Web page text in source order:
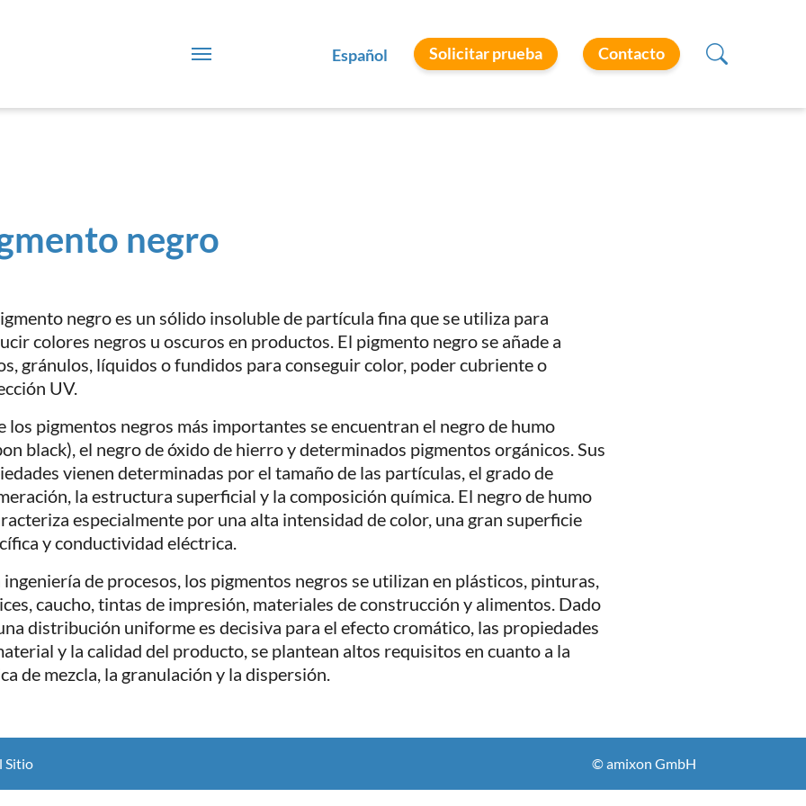
Español Solicitar prueba Contacto
negro
negro es un sólido insoluble de partícula fina que se utiliza para
colores negros u oscuros en productos. El pigmento negro se añade a
gránulos, líquidos o fundidos para conseguir color, poder cubriente o
UV.
los pigmentos negros más importantes se encuentran el negro de humo
black), el negro de óxido de hierro y determinados pigmentos orgánicos. Sus
vienen determinadas por el tamaño de las partículas, el grado de
la estructura superficial y la composición química. El negro de humo
especialmente por una alta intensidad de color, una gran superficie
y conductividad eléctrica.
ingeniería de procesos, los pigmentos negros se utilizan en plásticos, pinturas,
caucho, tintas de impresión, materiales de construcción y alimentos. Dado
distribución uniforme es decisiva para el efecto cromático, las propiedades
y la calidad del producto, se plantean altos requisitos en cuanto a la
de mezcla, la granulación y la dispersión.
Sitio © amixon GmbH